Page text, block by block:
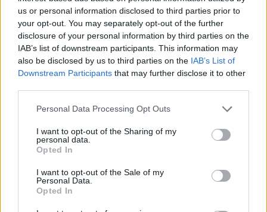
us or personal information disclosed to third parties prior to
your opt-out. You may separately opt-out of the further
disclosure of your personal information by third parties on the
IAB’s list of downstream participants. This information may
also be disclosed by us to third parties on the IAB’s List of
Downstream Participants that may further disclose it to other
Please note that this website/app uses one or more Google
not limited to your visit or usage behaviour. You may click to
grant or deny consent to Google and its third-party tags to
use your data for below specified purposes in below Google
consent section.
Personal Data Processing Opt Outs
I want to opt-out of the Sharing of my
personal data.
Opted In
I want to opt-out of the Sale of my
Personal Data.
Opted In
Ευάγγελος Αντώναρος: Το μήνυμα για τον ένα χρόνο
από τον θάνατο του αδελφού του, Μάνου
«Μαύρη μέρα η σημερινή για μένα. Πριν ένα χρόνο
ακριβώς, Δευτέρα αργά το απόγευμα, ο Μάνος, ο
άρρωστος στο νοσοκομείο»
25.06.2019, 16:16